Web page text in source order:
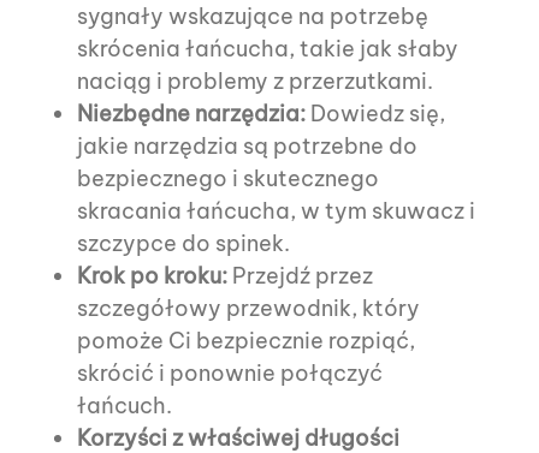
sygnały wskazujące na potrzebę
skrócenia łańcucha, takie jak słaby
naciąg i problemy z przerzutkami.
Niezbędne narzędzia: Dowiedz się,
jakie narzędzia są potrzebne do
bezpiecznego i skutecznego
skracania łańcucha, w tym skuwacz i
szczypce do spinek.
Krok po kroku: Przejdź przez
szczegółowy przewodnik, który
pomoże Ci bezpiecznie rozpiąć,
skrócić i ponownie połączyć
łańcuch.
Korzyści z właściwej długości